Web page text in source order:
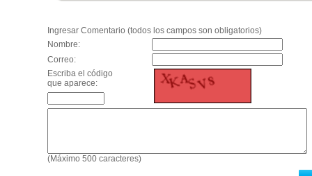
Ingresar Comentario (todos los campos son obligatorios)
Nombre:
Correo:
Escriba el código
que aparece:
(Máximo 500 caracteres)